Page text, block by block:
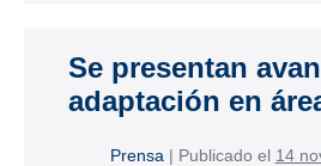
Se presentan
adaptación en
Prensa | Publicado el 14